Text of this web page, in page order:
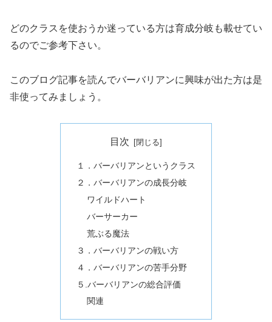
どのクラスを使おうか迷っている方は育成分岐も載せてい
るのでご参考下さい。
このブログ記事を読んでバーバリアンに興味が出た方は是
非使ってみましょう。
目次
１．バーバリアンというクラス
２．バーバリアンの成長分岐
ワイルドハート
バーサーカー
荒ぶる魔法
３．バーバリアンの戦い方
４．バーバリアンの苦手分野
５.バーバリアンの総合評価
関連